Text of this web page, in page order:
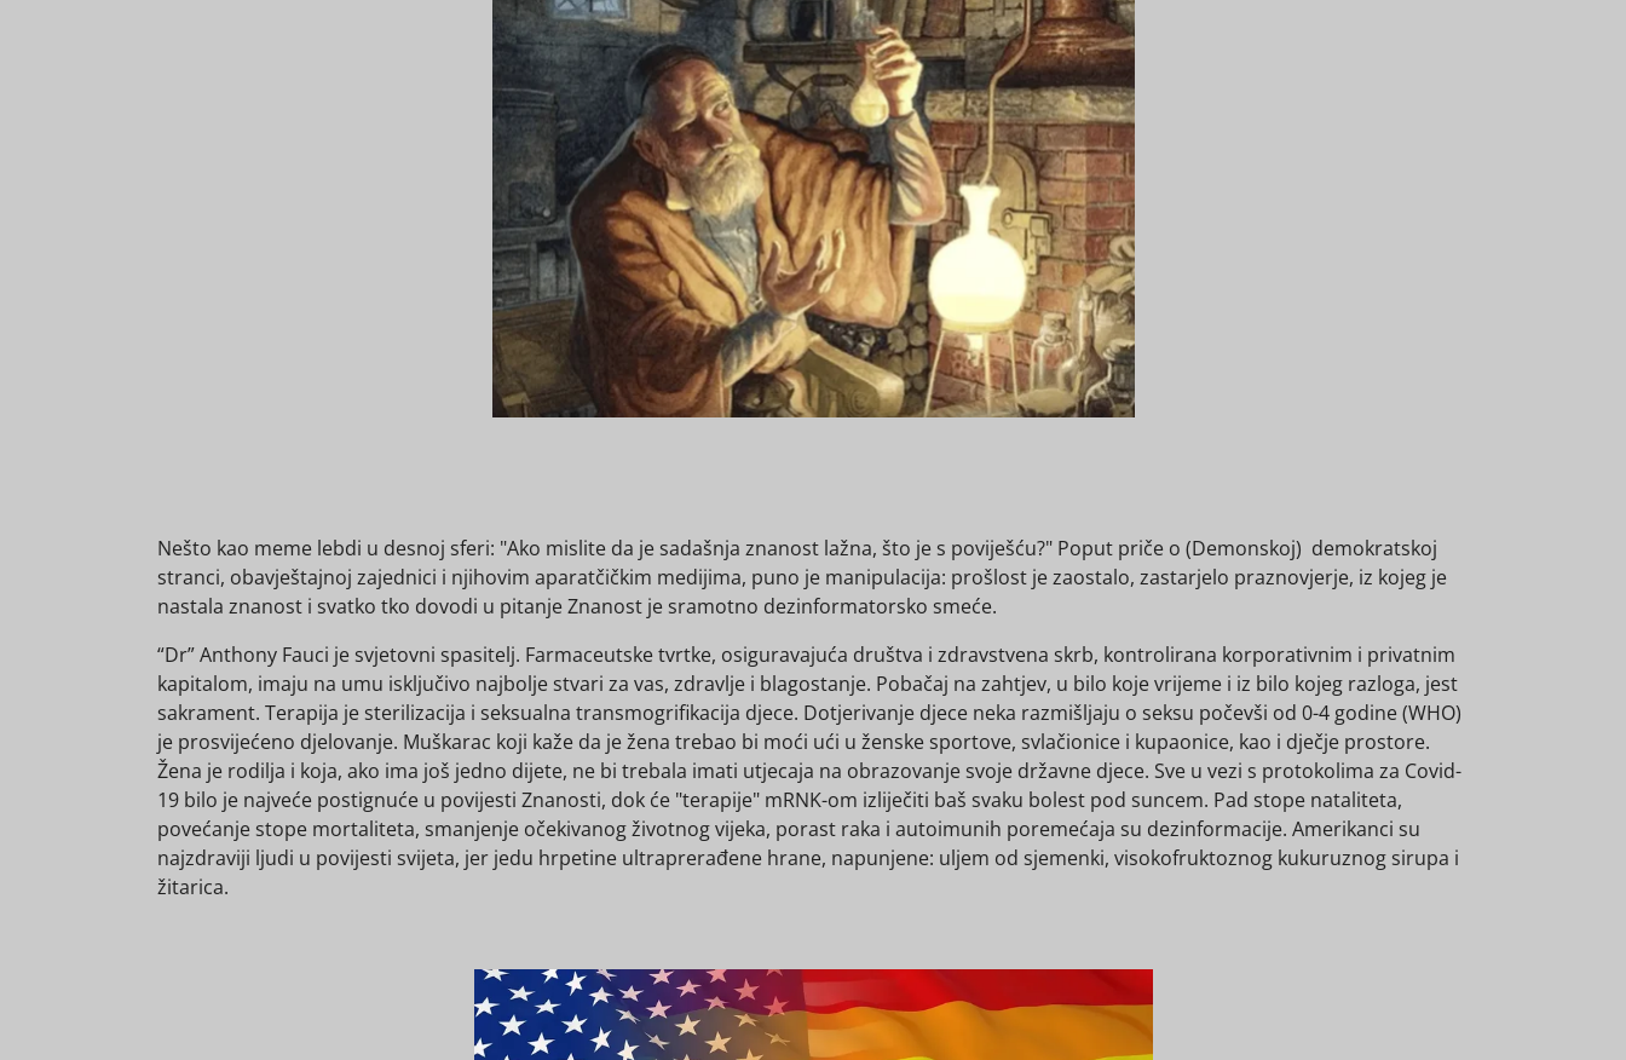
Nešto kao meme lebdi u desnoj sferi: "Ako mislite da je sadašnja znanost lažna, što je s poviješću?" Poput priče o (Demonskoj) demokratskoj
stranci, obavještajnoj zajednici i njihovim aparatčičkim medijima, puno je manipulacija: prošlost je zaostalo, zastarjelo praznovjerje, iz kojeg je
nastala znanost i svatko tko dovodi u pitanje Znanost je sramotno dezinformatorsko smeće.
“Dr” Anthony Fauci je svjetovni spasitelj. Farmaceutske tvrtke, osiguravajuća društva i zdravstvena skrb, kontrolirana korporativnim i privatnim
kapitalom, imaju na umu isključivo najbolje stvari za vas, zdravlje i blagostanje. Pobačaj na zahtjev, u bilo koje vrijeme i iz bilo kojeg razloga, jest
sakrament. Terapija je sterilizacija i seksualna transmogrifikacija djece. Dotjerivanje djece neka razmišljaju o seksu počevši od 0-4 godine (WHO)
je prosvijećeno djelovanje. Muškarac koji kaže da je žena trebao bi moći ući u ženske sportove, svlačionice i kupaonice, kao i dječje prostore.
Žena je rodilja i koja, ako ima još jedno dijete, ne bi trebala imati utjecaja na obrazovanje svoje državne djece. Sve u vezi s protokolima za Covid-
19 bilo je najveće postignuće u povijesti Znanosti, dok će "terapije" mRNK-om izliječiti baš svaku bolest pod suncem. Pad stope nataliteta,
povećanje stope mortaliteta, smanjenje očekivanog životnog vijeka, porast raka i autoimunih poremećaja su dezinformacije. Amerikanci su
najzdraviji ljudi u povijesti svijeta, jer jedu hrpetine ultraprerađene hrane, napunjene: uljem od sjemenki, visokofruktoznog kukuruznog sirupa i
žitarica.